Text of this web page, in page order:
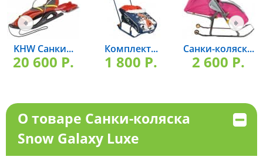
KHW Санки...
20 600 P.
Комплект...
1 800 P.
Санки-коляск...
2 600 P.
О товаре Санки-коляска
Snow Galaxy Luxe